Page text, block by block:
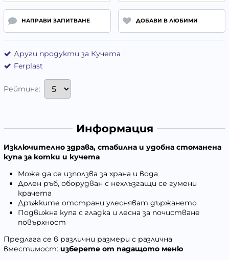
НАПРАВИ ЗАПИТВАНЕ ДОБАВИ В ЛЮБИМИ
Други продукти за Кучета
Ferplast
Рейтинг:
Информация
Изключително здрава, стабилна и удобна стоманена
купа за котки и кучета
Може да се използва за храна и вода
Долен ръб, оборудван с нехлъзгащи се гумени
крачета
Дръжките отстрани улесняват държането
Подвижна купа с гладка и лесна за почистване
повърхност
Предлага се в различни размери с различна
вместимост: изберете от падащото меню